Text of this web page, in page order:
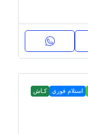
استلام فوري كـاش